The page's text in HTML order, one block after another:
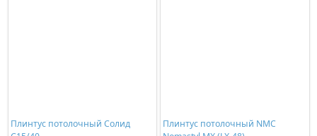
Плинтус потолочный Солид
Плинтус потолочный NMC